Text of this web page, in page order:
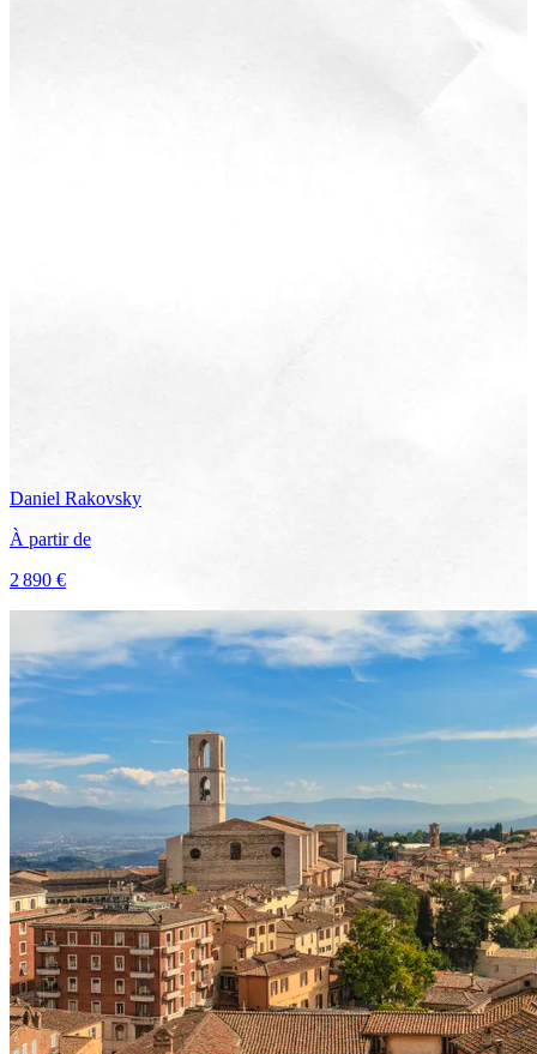
Daniel Rakovsky
À partir de
2 890 €
Voir le voyage